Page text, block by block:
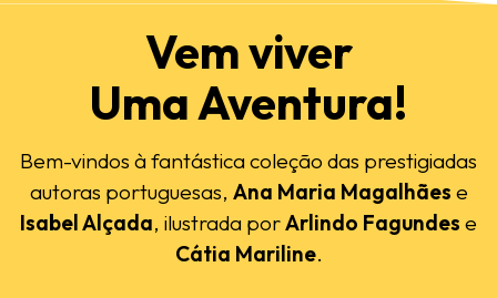
Vem viver
Uma Aventura!
Bem-vindos à fantástica coleção das prestigiadas
autoras portuguesas, Ana Maria Magalhães e
Isabel Alçada, ilustrada porArlindo Fagundes e
Cátia Mariline.